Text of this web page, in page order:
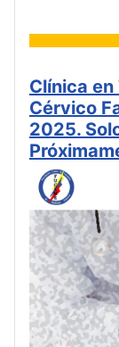
Clínica
Cérvico
2025.